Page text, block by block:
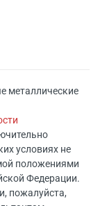
металлические
условиях не
положениями
Федерации.
пожалуйста,